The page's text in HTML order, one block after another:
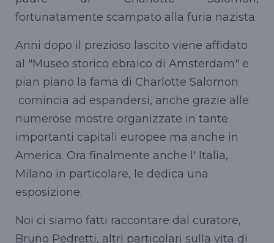
fortunatamente scampato alla furia nazista.
Anni dopo il prezioso lascito viene affidato
al "Museo storico ebraico di Amsterdam" e
pian piano la fama di Charlotte Salomon
comincia ad espandersi, anche grazie alle
numerose mostre organizzate in tante
importanti capitali europee ma anche in
America. Ora finalmente anche l' Italia,
Milano in particolare, le dedica una
esposizione.
Noi ci siamo fatti raccontare dal curatore,
Bruno Pedretti, altri particolari sulla vita di